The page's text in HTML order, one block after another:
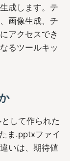
成します。テ
画像生成、チ
アクセスでき
るツールキッ
して作られた
ま.pptxファイ
いは、期待値